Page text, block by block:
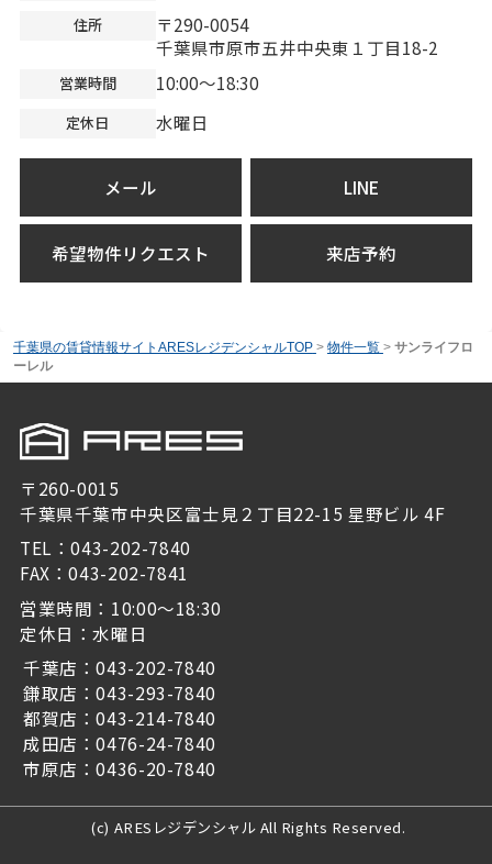
住所
〒290-0054
千葉県市原市五井中央東１丁目18-2
営業時間 10:00～18:30
定休日 水曜日
メール LINE
希望物件リクエスト 来店予約
千葉県の賃貸情報サイトARESレジデンシャルTOP > 物件一覧 > サンライフロ
ーレル
〒260-0015
千葉県千葉市中央区富士見２丁目22-15 星野ビル 4F
TEL：043-202-7840
FAX：043-202-7841
営業時間：10:00～18:30
定休日：水曜日
千葉店：043-202-7840
鎌取店：043-293-7840
都賀店：043-214-7840
成田店：0476-24-7840
市原店：0436-20-7840
(c) ARESレジデンシャル All Rights Reserved.